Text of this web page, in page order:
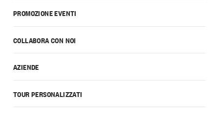
PROMOZIONE EVENTI
COLLABORA CON NOI
AZIENDE
TOUR PERSONALIZZATI